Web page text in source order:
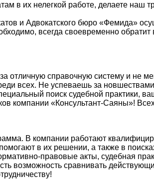
в их нелегкой работе, делаете
и Адвокатского бюро «Фемида»
всегда своевременно
отличную справочную систему и не
всех. Не успеваешь за
поиск судебной практики,
компании «Консультант-Саяны»! Всех
В компании работают
в их решении, а также в
правовые акты, судебная
возможность сравнивать